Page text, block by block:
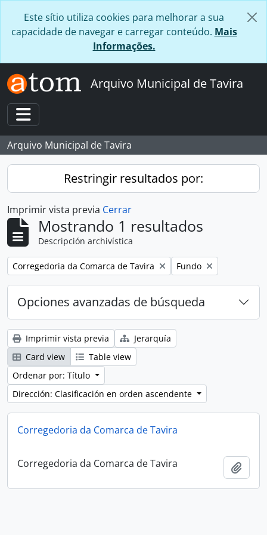
Este sítio utiliza cookies para melhorar a sua
capacidade de navegar e carregar conteúdo. Mais
Informações.
Arquivo Municipal de Tavira
Toggle navigation
Arquivo Municipal de Tavira
Restringir resultados por:
Imprimir vista previa Cerrar
Mostrando 1 resultados
Descripción archivística
Remove filter:
Corregedoria da Comarca de Tavira Remove filter:
Fundo
Opciones avanzadas de búsqueda
Imprimir vista previa
Jerarquía
Card view
Table view
Ordenar por: Título
Dirección: Clasificación en orden ascendente
Corregedoria da Comarca de Tavira
Corregedoria da Comarca de Tavira